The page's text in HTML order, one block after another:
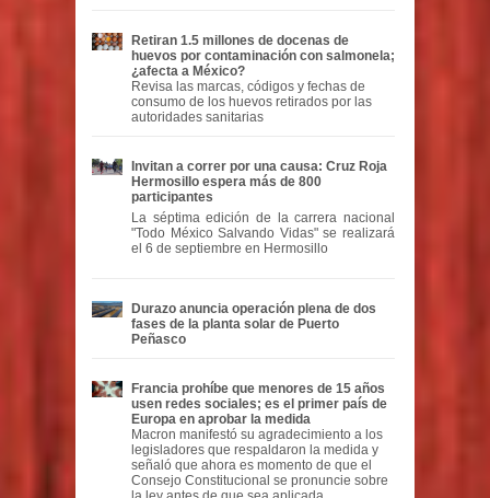
Retiran 1.5 millones de docenas de
huevos por contaminación con salmonela;
¿afecta a México?
Revisa las marcas, códigos y fechas de
consumo de los huevos retirados por las
autoridades sanitarias
Invitan a correr por una causa: Cruz Roja
Hermosillo espera más de 800
participantes
La séptima edición de la carrera nacional
"Todo México Salvando Vidas" se realizará
el 6 de septiembre en Hermosillo
Durazo anuncia operación plena de dos
fases de la planta solar de Puerto
Peñasco
Francia prohíbe que menores de 15 años
usen redes sociales; es el primer país de
Europa en aprobar la medida
Macron manifestó su agradecimiento a los
legisladores que respaldaron la medida y
señaló que ahora es momento de que el
Consejo Constitucional se pronuncie sobre